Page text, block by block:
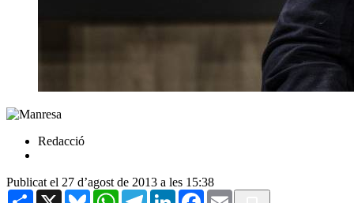
Redacció
Publicat el 27 d’agost de 2013 a les 15:38
Share X BlueskyWhatsAppTelegramLinkedInFacebook
Email